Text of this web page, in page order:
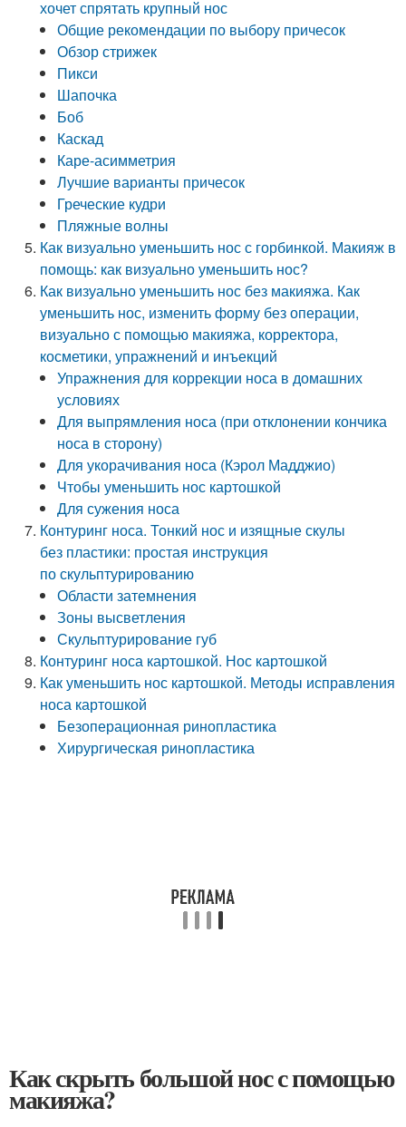
хочет спрятать крупный нос
Общие рекомендации по выбору причесок
Обзор стрижек
Пикси
Шапочка
Боб
Каскад
Каре-асимметрия
Лучшие варианты причесок
Греческие кудри
Пляжные волны
Как визуально уменьшить нос с горбинкой. Макияж в
помощь: как визуально уменьшить нос?
Как визуально уменьшить нос без макияжа. Как
уменьшить нос, изменить форму без операции,
визуально с помощью макияжа, корректора,
косметики, упражнений и инъекций
Упражнения для коррекции носа в домашних
условиях
Для выпрямления носа (при отклонении кончика
носа в сторону)
Для укорачивания носа (Кэрол Мадджио)
Чтобы уменьшить нос картошкой
Для сужения носа
Контуринг носа. Тонкий нос и изящные скулы
без пластики: простая инструкция
по скульптурированию
Области затемнения
Зоны высветления
Скульптурирование губ
Контуринг носа картошкой. Нос картошкой
Как уменьшить нос картошкой. Методы исправления
носа картошкой
Безоперационная ринопластика
Хирургическая ринопластика
Как скрыть большой нос с помощью
макияжа?